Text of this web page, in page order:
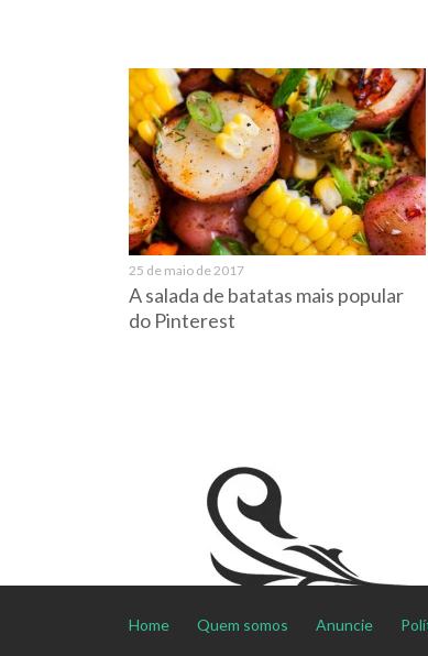
25 de maio de 2017
A salada de batatas mais popular
do Pinterest
Home Quem somos Anuncie